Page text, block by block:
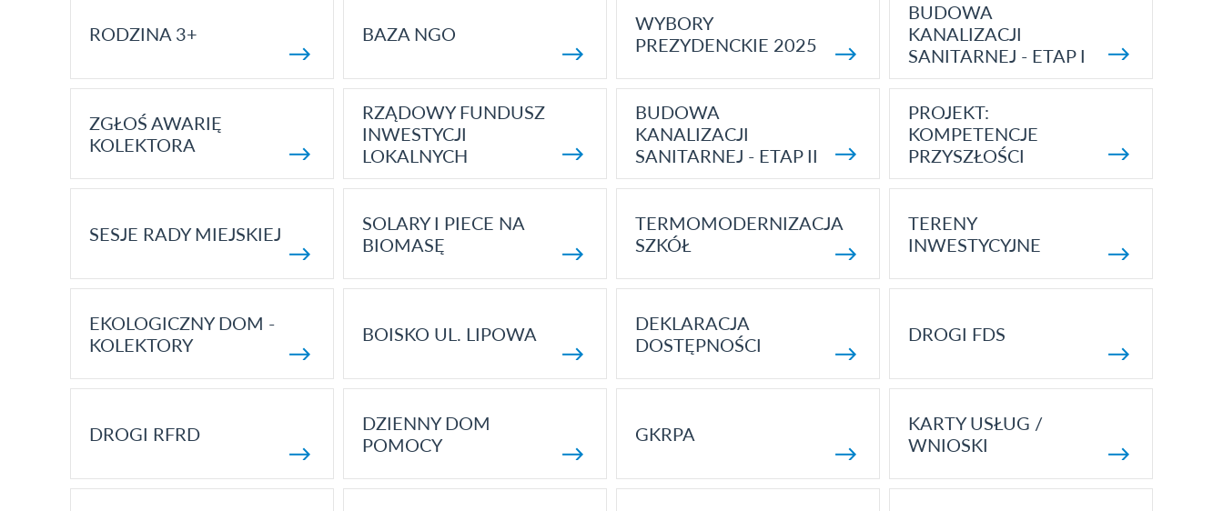
RODZINA 3+ BAZA NGO
WYBORY
PREZYDENCKIE 2025
BUDOWA
KANALIZACJI
SANITARNEJ - ETAP I
ZGŁOŚ AWARIĘ
KOLEKTORA
RZĄDOWY FUNDUSZ
INWESTYCJI
LOKALNYCH
BUDOWA
KANALIZACJI
SANITARNEJ - ETAP II
PROJEKT:
KOMPETENCJE
PRZYSZŁOŚCI
SESJE RADY MIEJSKIEJ
SOLARY I PIECE NA
BIOMASĘ
TERMOMODERNIZACJA
SZKÓŁ
TERENY
INWESTYCYJNE
EKOLOGICZNY DOM -
KOLEKTORY
BOISKO UL. LIPOWA
DEKLARACJA
DOSTĘPNOŚCI
DROGI FDS
DROGI RFRD
DZIENNY DOM
POMOCY
GKRPA
KARTY USŁUG /
WNIOSKI